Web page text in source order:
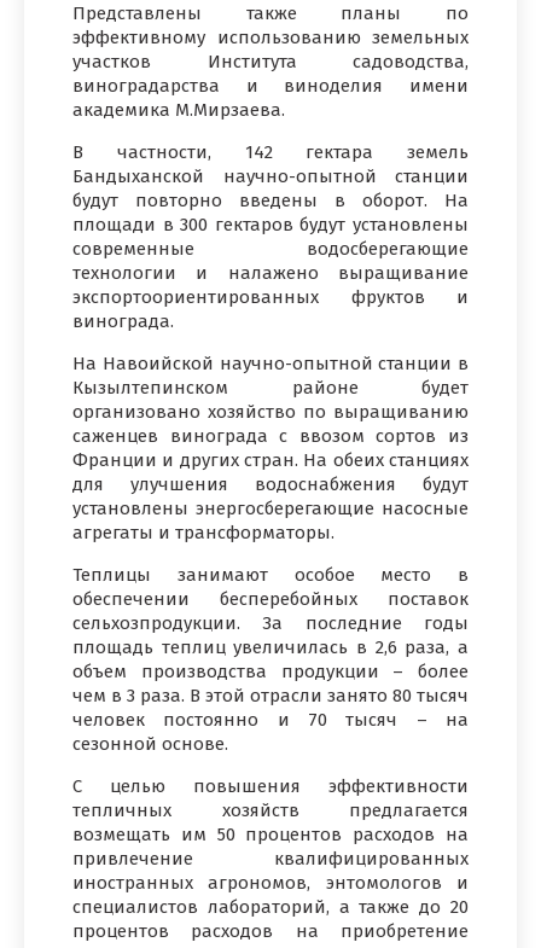
Представлены также планы по
эффективному использованию земельных
участков Института садоводства,
виноградарства и виноделия имени
академика М.Мирзаева.
В частности, 142 гектара земель
Бандыханской научно-опытной станции
будут повторно введены в оборот. На
площади в 300 гектаров будут установлены
современные водосберегающие
технологии и налажено выращивание
экспортоориентированных фруктов и
винограда.
На Навоийской научно-опытной станции в
Кызылтепинском районе будет
организовано хозяйство по выращиванию
саженцев винограда с ввозом сортов из
Франции и других стран. На обеих станциях
для улучшения водоснабжения будут
установлены энергосберегающие насосные
агрегаты и трансформаторы.
Теплицы занимают особое место в
обеспечении бесперебойных поставок
сельхозпродукции. За последние годы
площадь теплиц увеличилась в 2,6 раза, а
объем производства продукции – более
чем в 3 раза. В этой отрасли занято 80 тысяч
человек постоянно и 70 тысяч – на
сезонной основе.
С целью повышения эффективности
тепличных хозяйств предлагается
возмещать им 50 процентов расходов на
привлечение квалифицированных
иностранных агрономов, энтомологов и
специалистов лабораторий, а также до 20
процентов расходов на приобретение